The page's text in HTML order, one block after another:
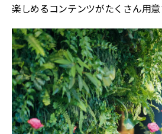
楽しめるコンテンツがたくさん用意